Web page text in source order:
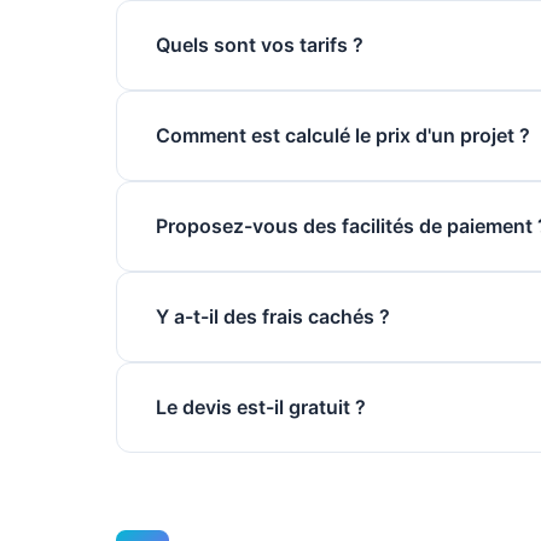
Quels sont vos tarifs ?
Comment est calculé le prix d'un projet ?
Proposez-vous des facilités de paiement
Y a-t-il des frais cachés ?
Le devis est-il gratuit ?